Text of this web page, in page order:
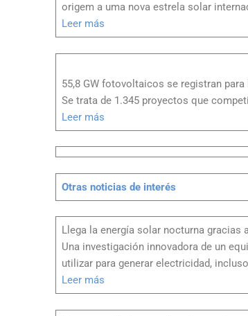
origem a uma nova estrela solar
Leer más
55,8 GW fotovoltaicos se registran para
Se trata de 1.345 proyectos que
Leer más
Otras noticias de interés
Llega la energía solar nocturna
Una investigación innovadora de un
utilizar para generar electricidad,
Leer más